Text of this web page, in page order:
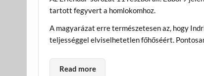
tartott fegyvert a homlokomhoz.
A magyarázat erre természetesen az, hogy
teljességgel elviselhetetlen főhőséért.
Read more